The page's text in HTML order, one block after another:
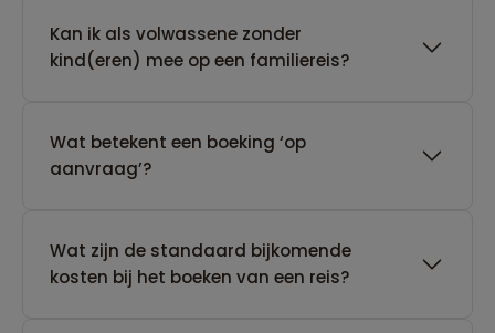
Kan ik als volwassene zonder
kind(eren) mee op een familiereis?
Wat betekent een boeking ‘op
aanvraag’?
Wat zijn de standaard bijkomende
kosten bij het boeken van een reis?